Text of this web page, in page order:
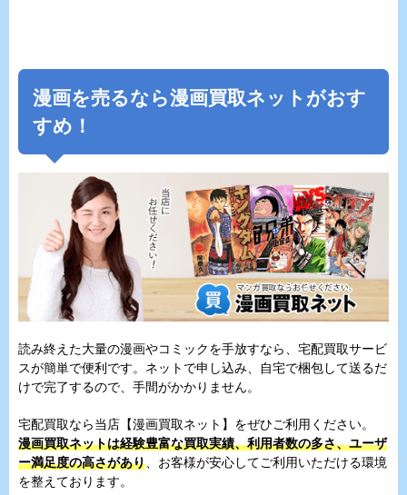
漫画を売るなら漫画買取ネットがおす
すめ！
読み終えた大量の漫画やコミックを手放すなら、宅配買取サービ
スが簡単で便利です。ネットで申し込み、自宅で梱包して送るだ
けで完了するので、手間がかかりません。
宅配買取なら当店【漫画買取ネット】をぜひご利用ください。
漫画買取ネットは経験豊富な買取実績、利用者数の多さ、ユーザ
ー満足度の高さがあり 、お客様が安心してご利用いただける環境
を整えております。